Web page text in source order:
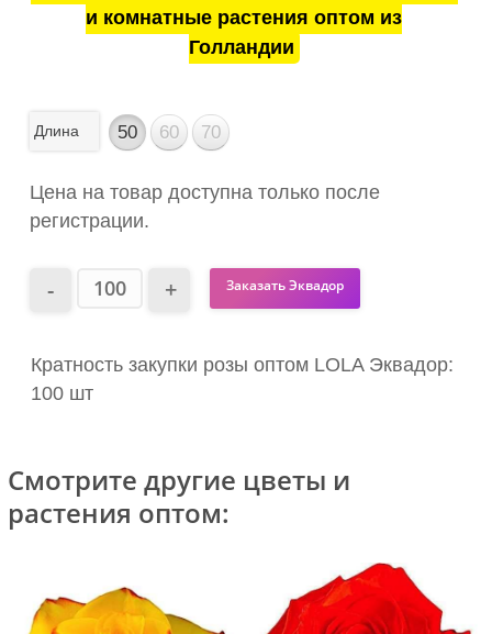
и комнатные растения оптом из
Голландии
Длина 50 60 70
Цена на товар доступна только после
регистрации.
Заказать Эквадор
Кратность закупки розы оптом LOLA Эквадор:
100 шт
Смотрите другие цветы и
растения оптом: